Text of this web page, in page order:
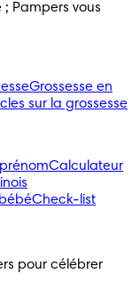
Pampers vous
Grossesse en
sur la grossesse
Calculateur
Check-list
pour célébrer